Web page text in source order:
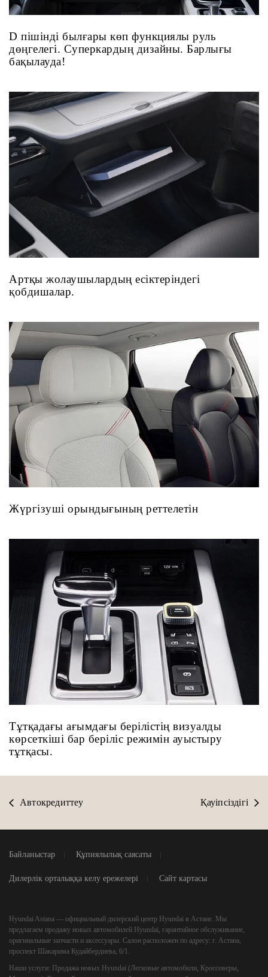
D пішінді былғары көп функциялы руль
дөңгелегі. Суперкардың дизайны. Барлығы
бақылауда!
Артқы жолаушылардың есіктеріндегі
қобдишалар.
Жүргізуші орындығының реттелетін
Тұтқадағы ағымдағы берілістің визуалды
көрсеткіші бар беріліс режимін ауыстыру
тұтқасы.
Автокредиттеу Қауіпсіздігі
Байланыстар Құпиялылық саясаты
Дилерлік орталыққа келу ережелері Сайт картасы
Hyundai Astana — официальный дилерский центр Hyundai в Астане. Мы
предлагаем продажу новых автомобилей Hyundai, гарантийное обслуживание,
оригинальные запчасти и аксессуары. Салон расположен по адресу: г. Астана,
проспект Шакарима Кудайбердиева, 6/1.
Наши услуги: Продажа новых Hyundai (Легковые автомобили, Кроссоверы,